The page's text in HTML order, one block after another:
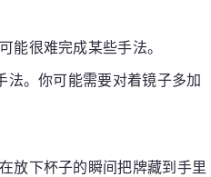
能很难完成某些手法。
法。你可能需要对着镜子多加
放下杯子的瞬间把牌藏到手里